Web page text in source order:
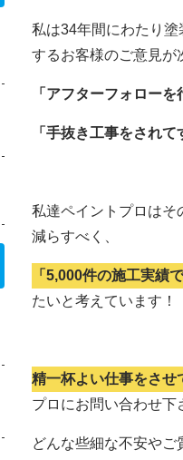
私は34年間にわたり
するお客様のご意見が
「アフターフォロー
「手抜き工事をされ
私達ペイントプロはそ
減らすべく、
「5,000件の施工実績
たいと考えています！
精一杯よい仕事をさせ
プロにお問い合わせ下
どんな些細な不安やご